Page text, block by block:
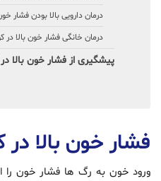
درمان دارویی بالا بودن فشار
درمان خانگی فشار خون بالا در
پیشگیری از فشار خون بالا
فشار خون بالا در
ورود خون به رگ ها فشار خون را